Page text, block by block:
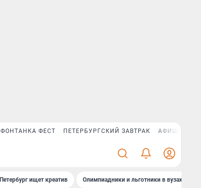
ФЕСТ ПЕТЕРБУРГСКИЙ ЗАВТРАК АФИША PLUS
Петербург ищет креатив Олимпиадники и льготники в вузах СПб